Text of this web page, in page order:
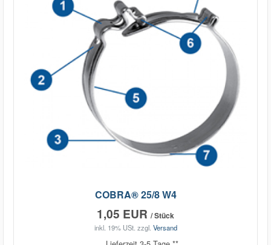
COBRA® 25/8 W4
1,05 EUR / Stück
inkl. 19% USt. zzgl. Versand